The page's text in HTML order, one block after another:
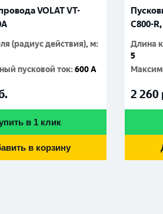
VOLAT VT-
(радиус действия), м:
пусковой ток:600 A
в 1 клик
в корзину
C800-
Длина
5
2 260